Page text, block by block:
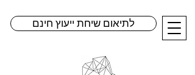
לתיאום שיחת ייעוץ חינם